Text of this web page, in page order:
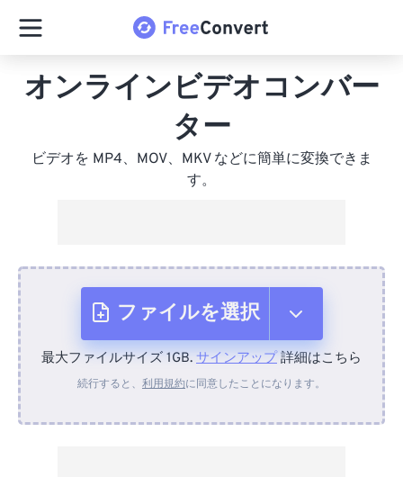
オンラインビデオコンバー
ター
ビデオを MP4、MOV、MKV などに簡単に変換できま
す。
ファイルを選択
デバイスから
最大ファイルサイズ 1GB. サインアップ詳細はこちら
続行すると、 利用規約に同意したことになります。